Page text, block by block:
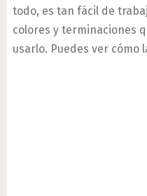
todo, es tan fácil de
colores y terminaciones
usarlo. Puedes ver cómo